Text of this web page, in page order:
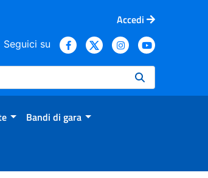
Accedi
Seguici su
Bandi di gara